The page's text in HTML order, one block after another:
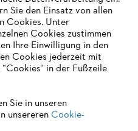
NICHT
empfehlen wir Ihnen, zu
wechseln:
Sie den Einsatz von allen
Cookies. Unter
Cookies zustimmen
Ihre Einwilligung in den
Cookies jederzeit mit
in der Fußzeile
Sie in unseren
unsereren Cookie-